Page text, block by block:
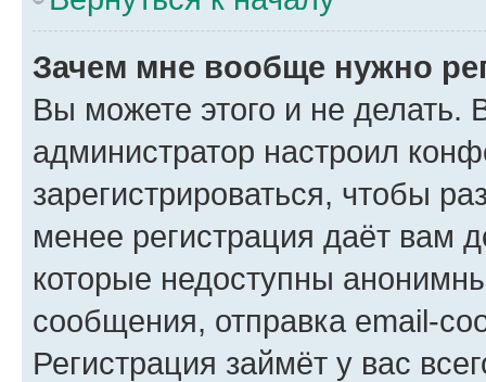
Зачем мне вообще нужно
Вы можете этого и не делать.
администратор настроил
зарегистрироваться, чтобы
менее регистрация даёт вам
которые недоступны
сообщения, отправка email-
Регистрация займёт у вас